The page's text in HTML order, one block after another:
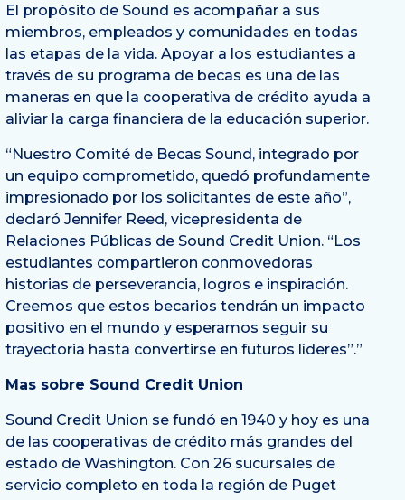
El propósito de Sound es acompañar a sus
miembros, empleados y comunidades en todas
las etapas de la vida. Apoyar a los estudiantes a
través de su programa de becas es una de las
maneras en que la cooperativa de crédito ayuda a
aliviar la carga financiera de la educación superior.
“Nuestro Comité de Becas Sound, integrado por
un equipo comprometido, quedó profundamente
impresionado por los solicitantes de este año”,
declaró Jennifer Reed, vicepresidenta de
Relaciones Públicas de Sound Credit Union. “Los
estudiantes compartieron conmovedoras
historias de perseverancia, logros e inspiración.
Creemos que estos becarios tendrán un impacto
positivo en el mundo y esperamos seguir su
trayectoria hasta convertirse en futuros líderes”.”
Mas sobre Sound Credit Union
Sound Credit Union se fundó en 1940 y hoy es una
de las cooperativas de crédito más grandes del
estado de Washington. Con 26 sucursales de
servicio completo en toda la región de Puget